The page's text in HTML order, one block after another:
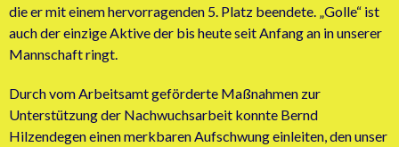
die er mit einem hervorragenden 5. Platz beendete. „Golle“ ist
auch der einzige Aktive der bis heute seit Anfang an in unserer
Mannschaft ringt.
Durch vom Arbeitsamt geförderte Maßnahmen zur
Unterstützung der Nachwuchsarbeit konnte Bernd
Hilzendegen einen merkbaren Aufschwung einleiten, den unser